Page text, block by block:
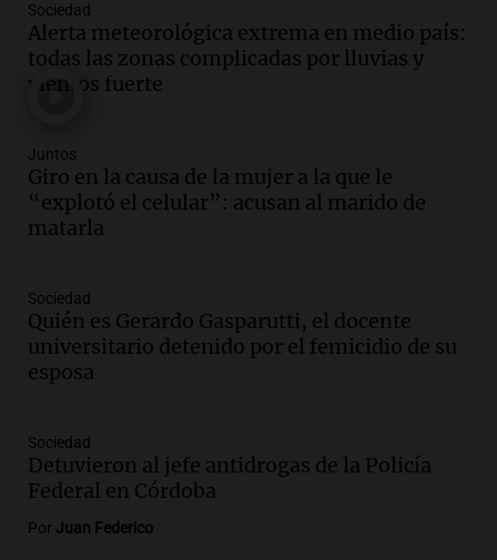
Audio.
Trasladaron a Cantero a una
cárcel federal de máxima seguridad:
"Buscamos evitar que dirija delitos"
Noticias Rosario
Audio.
propiedad privada sin controvertido
capítulo de tierras hoy a las 14 horas
Noticias
César Gastelum durante transmisión en
vivo en Culiacán, Sinaloa
Panorama Federal
Episodios
falleció tras supuesta explosión de
celular en Córdoba
Noticias
Episodios
Sociedad
Alerta meteorológica extrema en medio país:
todas las zonas complicadas por lluvias y
vientos fuerte
Juntos
Giro en la causa de la mujer a la que le
“explotó el celular”: acusan al marido de
matarla
Sociedad
Quién es Gerardo Gasparutti, el docente
universitario detenido por el femicidio de su
esposa
Sociedad
Detuvieron al jefe antidrogas de la Policía
Federal en Córdoba
Por Juan Federico